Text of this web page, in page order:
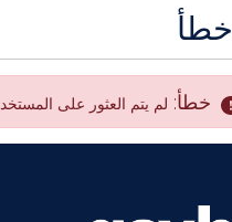
خطأ
خطأ: لم يتم العثور على